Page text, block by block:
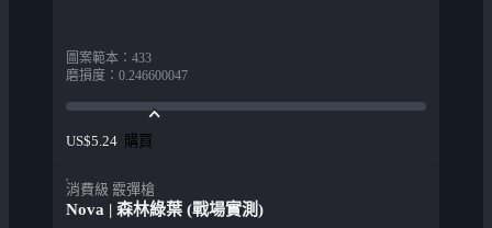
圖案範本 ： 433
磨損度 ： 0.246600047
US$5.24 購買
消費級 霰彈槍
Nova | 森林綠葉 (戰場實測)